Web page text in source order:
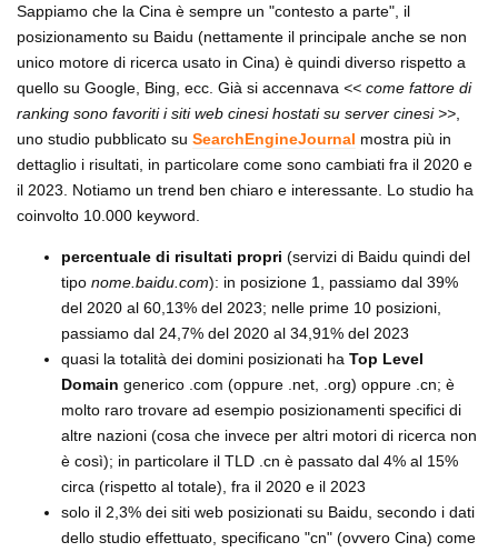
Sappiamo che la Cina è sempre un "contesto a parte", il
posizionamento su Baidu (nettamente il principale anche se non
unico motore di ricerca usato in Cina) è quindi diverso rispetto a
quello su Google, Bing, ecc. Già si accennava << come fattore di
ranking sono favoriti i siti web cinesi hostati su server cinesi >>
uno studio pubblicato su SearchEngineJournal mostra più in
dettaglio i risultati, in particolare come sono cambiati fra il 2020 e
il 2023. Notiamo un trend ben chiaro e interessante. Lo studio ha
coinvolto 10.000 keyword.
percentuale di risultati propri (servizi di Baidu quindi del
tipo nome.baidu.com): in posizione 1, passiamo dal 39%
del 2020 al 60,13% del 2023; nelle prime 10 posizioni,
passiamo dal 24,7% del 2020 al 34,91% del 2023
quasi la totalità dei domini posizionati ha Top Level
Domain generico .com (oppure .net, .org) oppure .cn; è
molto raro trovare ad esempio posizionamenti specifici di
altre nazioni (cosa che invece per altri motori di ricerca non
è così); in particolare il TLD .cn è passato dal 4% al 15%
circa (rispetto al totale), fra il 2020 e il 2023
solo il 2,3% dei siti web posizionati su Baidu, secondo i dati
dello studio effettuato, specificano "cn" (ovvero Cina) come